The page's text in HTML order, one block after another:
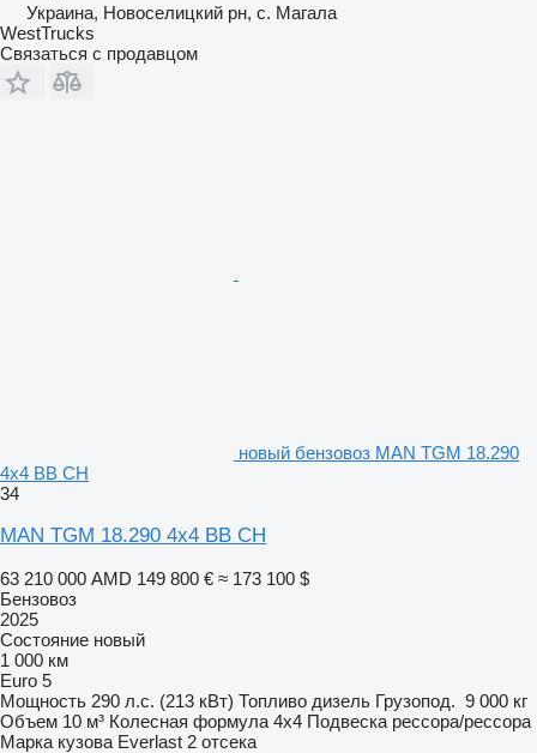
Украина, Новоселицкий рн, с. Магала
WestTrucks
Связаться с продавцом
новый бензовоз MAN TGM 18.290
4x4 BB CH
34
MAN TGM 18.290 4x4 BB CH
63 210 000 AMD 149 800 € ≈ 173 100 $
Бензовоз
2025
Состояние новый
1 000 км
Euro 5
Мощность 290 л.с. (213 кВт) Топливо дизель Грузопод. 9 000 кг
Объем 10 м³ Колесная формула 4x4 Подвеска рессора/рессора
Марка кузова Everlast 2 отсека